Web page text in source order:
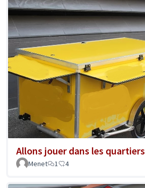
Allons jouer dans les quartiers
Menet
1 4